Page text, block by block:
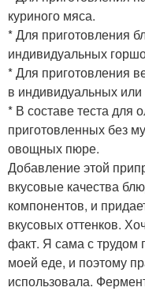
куриного мяса.
* Для приготовления
индивидуальных
* Для приготовления
в индивидуальных или
* В составе теста для
приготовленных без
овощных пюре.
Добавление этой
вкусовые качества
компонентов, и
вкусовых оттенков.
факт. Я сама с трудом
моей еде, и поэтому
использовала.